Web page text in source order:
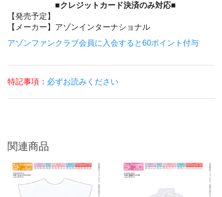
■クレジットカード決済のみ対応■
【発売予定】
【メーカー】 アゾンインターナショナル
アゾンファンクラブ会員に入会すると60ポイント付与
特記事項： 必ずお読みください
関連商品